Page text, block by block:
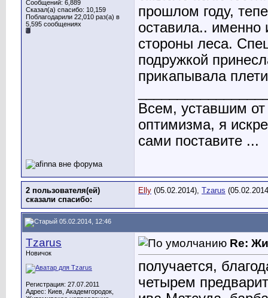
Сообщений: 6,889
Сказал(а) спасибо: 10,159
Поблагодарили 22,010 раз(а) в
5,595 сообщениях
прошлом году,
оставила.. именно
стороны леса.
подружкой
прикапывала
Всем, уставшим от
оптимизма, я
сами поставите ...
2 пользователя(ей)
сказали cпасибо:
Elly (05.02.2014), Tzarus
05.02.2014, 12:46
Tzarus
Новичок
Регистрация: 27.07.2011
Адрес: Киев, Академгородок,
Re:
получается,
четырем